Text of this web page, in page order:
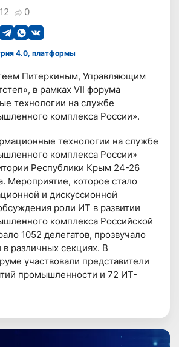
12 0
4.0, платформы
Питеркиным, Управляющим
в рамках VII форума
технологии на службе
комплекса России».
технологии на службе
комплекса России»
Республики Крым 24-26
Мероприятие, которое стало
и дискуссионной
роли ИТ в развитии
комплекса Российской
1052 делегатов, прозвучало
в различных секциях. В
участвовали представители
промышленности и 72 ИТ-